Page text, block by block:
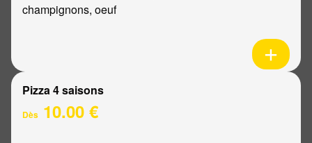
champignons, oeuf
Pizza 4 saisons
Dès 10.00 €